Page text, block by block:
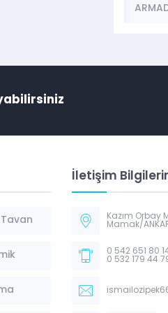
İletişim
Kazım Orbay
Mamak/
0 542 651 80
0 532 179 44